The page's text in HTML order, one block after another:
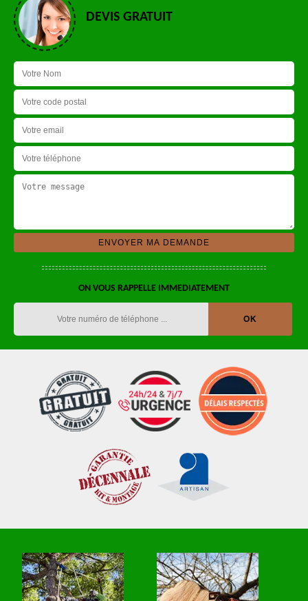
DEVIS GRATUIT
ON VOUS RAPPELLE IMMEDIATEMENT